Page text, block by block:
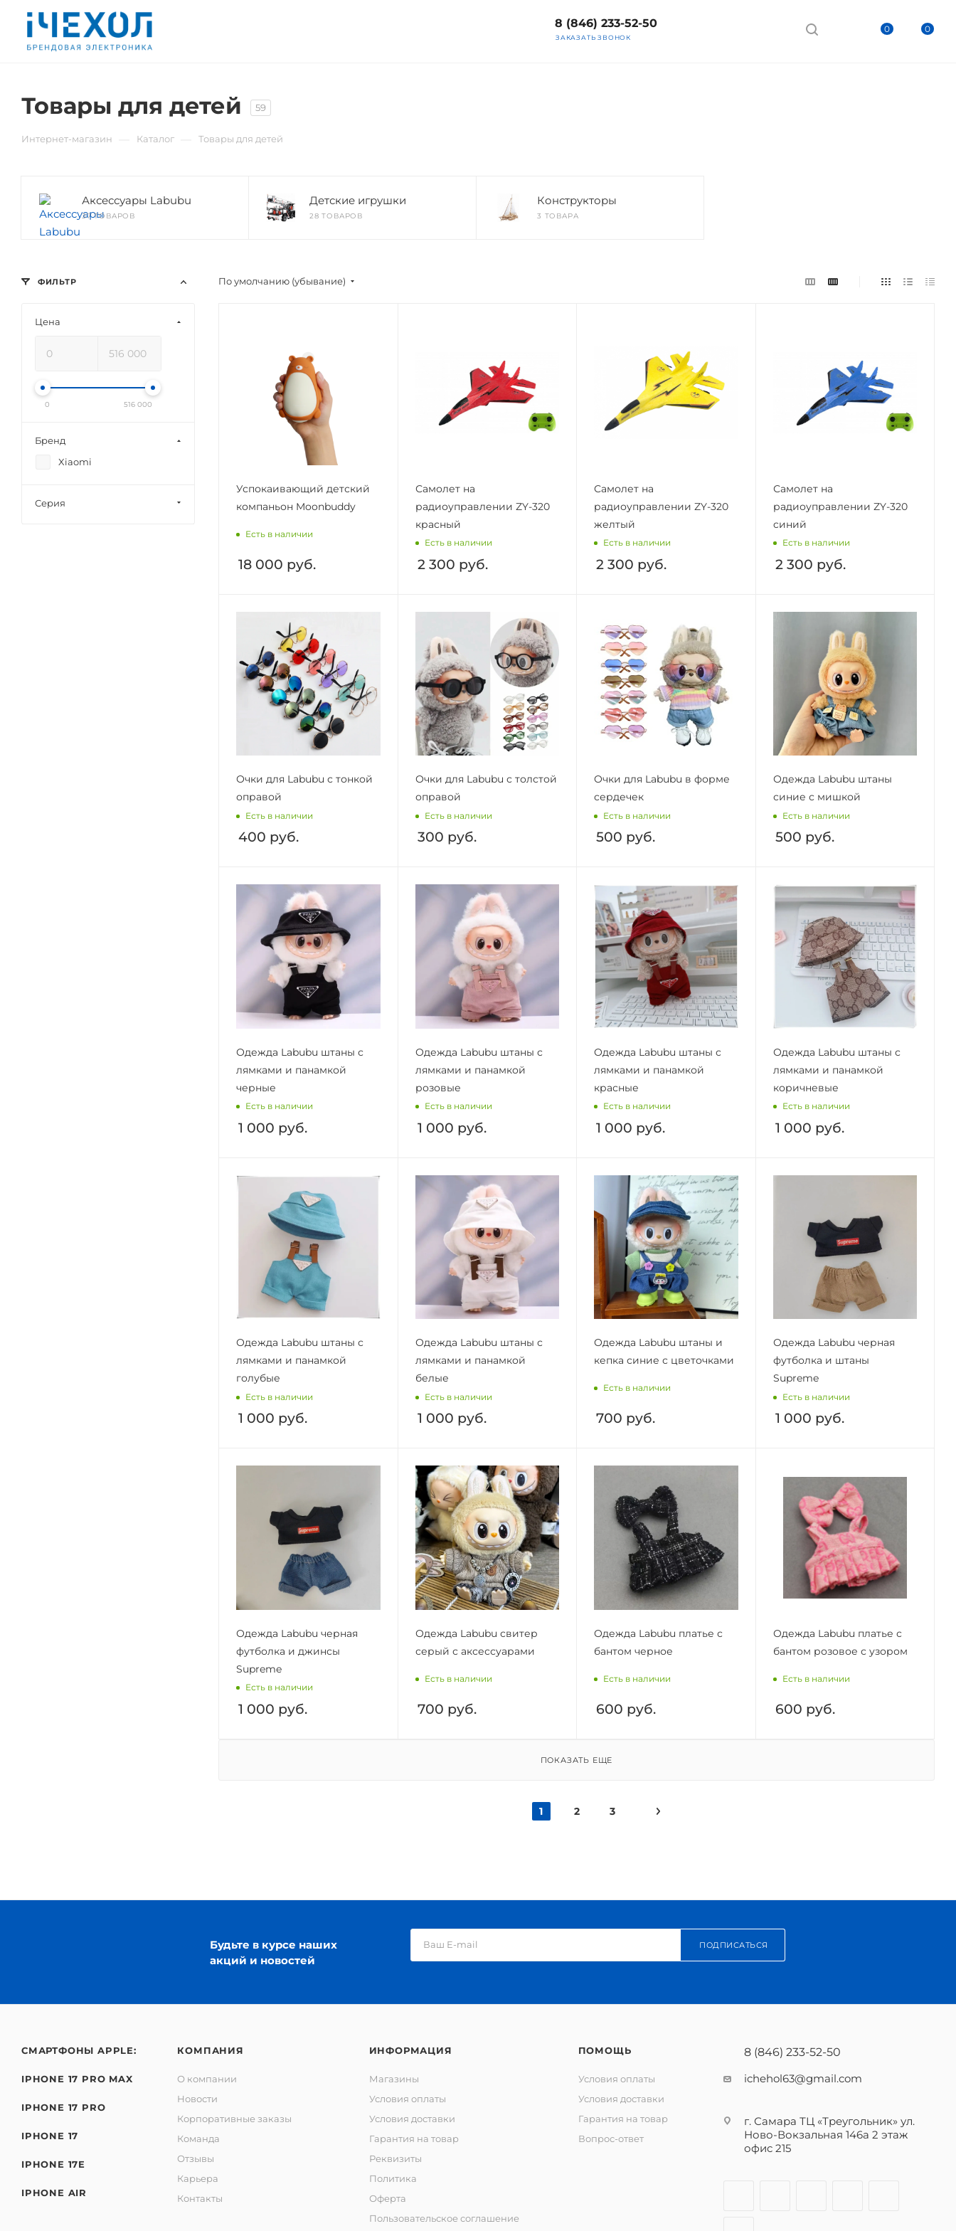
0 0
8 (846) 233-52-50
ЗАКАЗАТЬ ЗВОНОК
Товары для детей 59
Интернет-магазин Каталог Товары для детей
Аксессуары Labubu
37 ТОВАРОВ
Детские игрушки
28 ТОВАРОВ
Конструкторы
3 ТОВАРА
По умолчанию (убывание)
Успокаивающий детский
компаньон Moonbuddy
Есть в наличии
18 000 руб.
Самолет на
радиоуправлении ZY-320
красный
Есть в наличии
2 300 руб.
Самолет на
радиоуправлении ZY-320
желтый
Есть в наличии
2 300 руб.
Самолет на
радиоуправлении ZY-320
cиний
Есть в наличии
2 300 руб.
Очки для Labubu с тонкой
оправой
Есть в наличии
400 руб.
Очки для Labubu с толстой
оправой
Есть в наличии
300 руб.
Очки для Labubu в форме
сердечек
Есть в наличии
500 руб.
Одежда Labubu штаны
синие с мишкой
Есть в наличии
500 руб.
Одежда Labubu штаны с
лямками и панамкой
черные
Есть в наличии
1 000 руб.
Одежда Labubu штаны с
лямками и панамкой
розовые
Есть в наличии
1 000 руб.
Одежда Labubu штаны с
лямками и панамкой
красные
Есть в наличии
1 000 руб.
Одежда Labubu штаны с
лямками и панамкой
коричневые
Есть в наличии
1 000 руб.
Одежда Labubu штаны с
лямками и панамкой
голубые
Есть в наличии
1 000 руб.
Одежда Labubu штаны с
лямками и панамкой
белые
Есть в наличии
1 000 руб.
Одежда Labubu штаны и
кепка синие с цветочками
Есть в наличии
700 руб.
Одежда Labubu черная
футболка и штаны
Supreme
Есть в наличии
1 000 руб.
Одежда Labubu черная
футболка и джинсы
Supreme
Есть в наличии
1 000 руб.
Одежда Labubu свитер
серый с аксессуарами
Есть в наличии
700 руб.
Одежда Labubu платье с
бантом черное
Есть в наличии
600 руб.
Одежда Labubu платье с
бантом розовое с узором
Есть в наличии
600 руб.
ПОКАЗАТЬ ЕЩЕ
1 2 3
ФИЛЬТР
Цена
0 516 000
Бренд
Xiaomi
Серия
Будьте в курсе наших
акций и новостей
ПОДПИСАТЬСЯ
СМАРТФОНЫ APPLE:
IPHONE 17 PRO MAX
IPHONE 17 PRO
IPHONE 17
IPHONE 17E
IPHONE AIR
КОМПАНИЯ
О компании
Новости
Корпоративные заказы
Команда
Отзывы
Карьера
Контакты
ИНФОРМАЦИЯ
Магазины
Условия оплаты
Условия доставки
Гарантия на товар
Реквизиты
Политика
Оферта
Пользовательское соглашение
ПОМОЩЬ
Условия оплаты
Условия доставки
Гарантия на товар
Вопрос-ответ
8 (846) 233-52-50
ichehol63@gmail.com
г. Самара ТЦ «Треугольник» ул.
Ново-Вокзальная 146а 2 этаж
офис 215